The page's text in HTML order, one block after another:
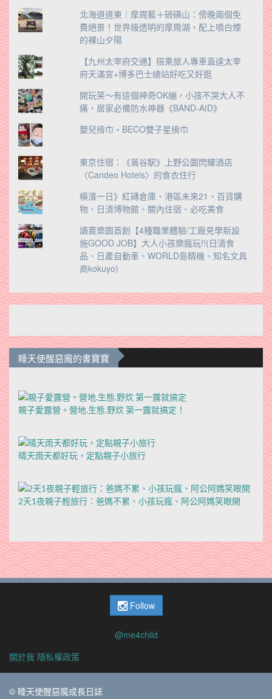
北海道道東｜摩周藍＋硫磺山：傍晚兩個免
費絕景！世界級透明的摩周湖，配上噴白煙
的裸山夕陽
【九州太宰府交通】搭乘旅人專車直達太宰
府天滿宮+博多巴士總站好吃又好逛
開玩笑～有這個神奇OK繃，小孩不哭大人不
痛，居家必備防水神器《BAND-AID》
嬰兒揹巾‧BECO雙子星揹巾
東京住宿：《鶑谷駅》上野公園閃耀酒店
〈Candeo Hotels〉的食衣住行
橫濱一日》紅磚倉庫、港區未來21、百貨購
物、日清博物館、關內住宿、必吃美食
讀賣樂園首創【4種職業體驗/工廠見學新設
施GOOD JOB】大人小孩樂瘋玩!!(日清食
品、日產自動車、WORLD島精機、知名文具
商kokuyo)
睡天使醒惡魔的書寶寶
親子愛露營。營地.生態.野炊 第一露就搞定！
晴天雨天都好玩，定點親子小旅行
2天1夜親子輕旅行：爸媽不累、小孩玩瘋、阿公阿媽笑眼開
Follow
@me4child
關於我 隱私權政策
© 睡天使醒惡魔成長日誌